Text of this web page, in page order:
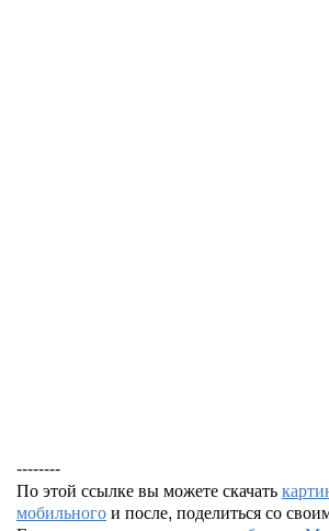
--------
По этой ссылке вы можете скачать
мобильногои после, поделиться со